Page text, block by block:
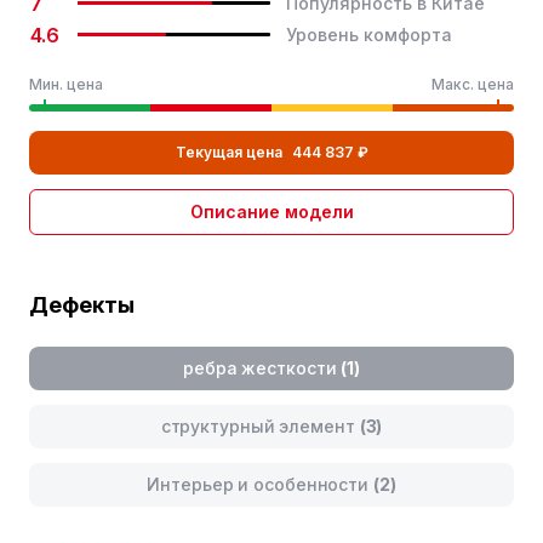
управлении
Электрический усилитель
Кузовной ремонт Несущий кузов
Тип задней подвески
Полузав. подвеска с торс.
Тип стояночного тормоза
Размер передней шины
Размер задних шин
Безопасность
Подушка безопасности водителя
4.6 Уровень комфорта
Мин. цена Макс. цена
Текущая цена 444 837 ₽
Описание модели
Дефекты
ребра жесткости (1)
структурный элемент (3)
Интерьер и особенности (2)